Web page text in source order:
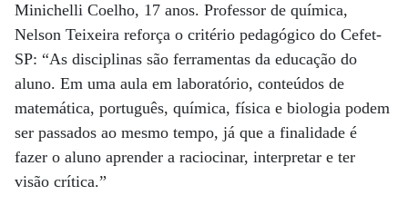
Minichelli Coelho, 17 anos. Professor de química,
Nelson Teixeira reforça o critério pedagógico do Cefet-
SP: “As disciplinas são ferramentas da educação do
aluno. Em uma aula em laboratório, conteúdos de
matemática, português, química, física e biologia podem
ser passados ao mesmo tempo, já que a finalidade é
fazer o aluno aprender a raciocinar, interpretar e ter
visão crítica.”